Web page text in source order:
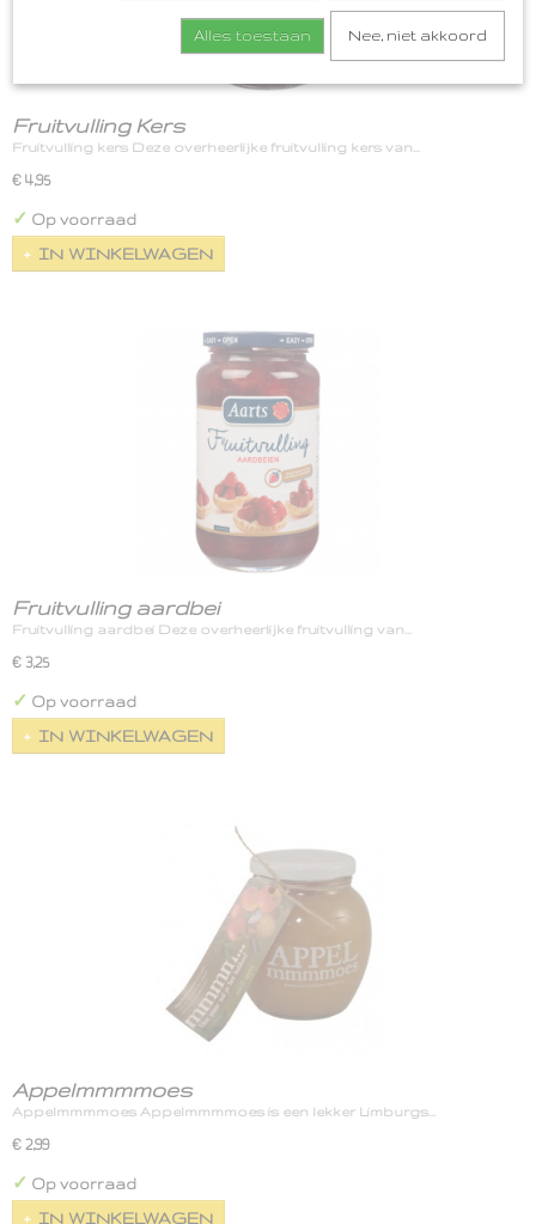
Fruitvulling Kers
Fruitvulling kers Deze overheerlijke fruitvulling kers van…
€ 4,95
✓ Op voorraad
IN WINKELWAGEN
Fruitvulling aardbei
Fruitvulling aardbei Deze overheerlijke fruitvulling van…
€ 3,25
✓ Op voorraad
IN WINKELWAGEN
Appelmmmmoes
Appelmmmmoes Appelmmmmoes is een lekker Limburgs…
€ 2,99
✓ Op voorraad
IN WINKELWAGEN
Alles toestaan Nee, niet akkoord